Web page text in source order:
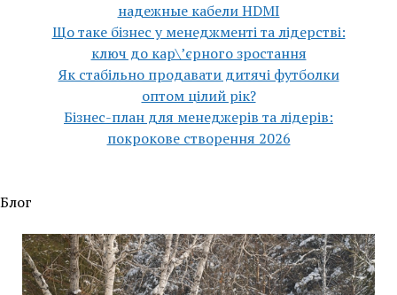
надежные кабели HDMI
Що таке бізнес у менеджменті та лідерстві:
ключ до кар\’єрного зростання
Як стабільно продавати дитячі футболки
оптом цілий рік?
Бізнес-план для менеджерів та лідерів:
покрокове створення 2026
Блог
pmpcert.com.ua